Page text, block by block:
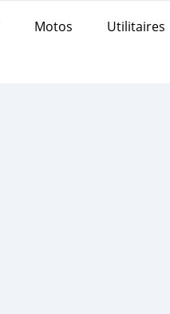
Motos Utilitaires